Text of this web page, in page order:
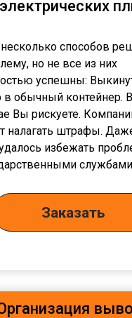
электрических
несколько способов
но не все из них
успешны:
в обычный контейнер.
Вы рискуете.
налагать штрафы.
избежать
Заказать